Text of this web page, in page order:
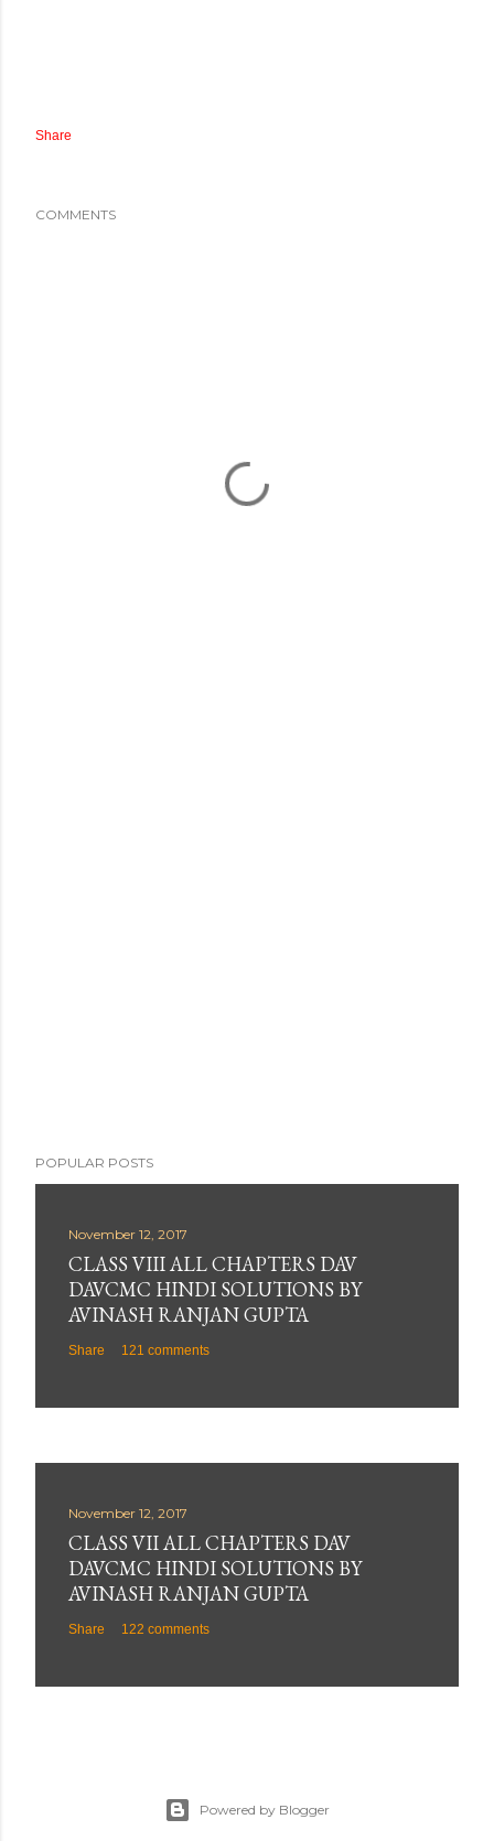
Share
COMMENTS
POPULAR POSTS
November 12, 2017
CLASS VIII ALL CHAPTERS DAV
DAVCMC HINDI SOLUTIONS BY
AVINASH RANJAN GUPTA
Share 121 comments
November 12, 2017
CLASS VII ALL CHAPTERS DAV
DAVCMC HINDI SOLUTIONS BY
AVINASH RANJAN GUPTA
Share 122 comments
Powered by Blogger